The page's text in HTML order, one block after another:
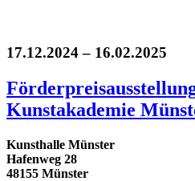
17.12.2024 – 16.02.2025
Kunstakademie
Kunsthalle Münster
Hafenweg 28
48155 Münster